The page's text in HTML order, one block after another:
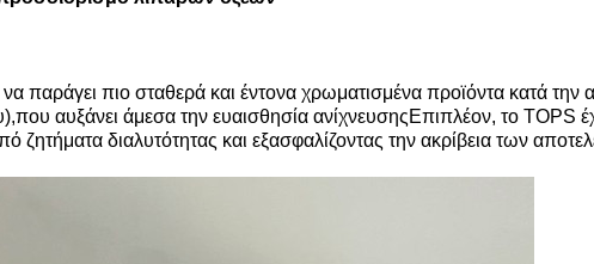
παράγει πιο σταθερά και έντονα χρωματισμένα προϊόντα κατά την
αυξάνει άμεσα την ευαισθησία ανίχνευσηςΕπιπλέον, το TOPS
διαλυτότητας και εξασφαλίζοντας την ακρίβεια των